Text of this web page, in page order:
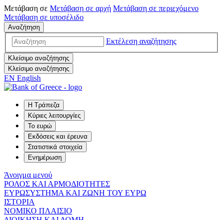
Μετάβαση σε Μετάβαση σε αρχή Μετάβαση σε περιεχόμενο
Μετάβαση σε υποσέλιδο
Αναζήτηση
Εκτέλεση αναζήτησης
Κλείσιμο αναζήτησης
Κλείσιμο αναζήτησης
EN English
Η Τράπεζα
Κύριες λειτουργίες
Το ευρώ
Εκδόσεις και έρευνα
Στατιστικά στοιχεία
Ενημέρωση
Άνοιγμα μενού
ΡΟΛΟΣ ΚΑΙ ΑΡΜΟΔΙΟΤΗΤΕΣ
ΕΥΡΩΣΥΣΤΗΜΑ ΚΑΙ ΖΩΝΗ ΤΟΥ ΕΥΡΩ
ΙΣΤΟΡΙΑ
ΝΟΜΙΚΟ ΠΛΑΙΣΙΟ